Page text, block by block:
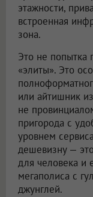
этажности,
встроенная
зона.
Это не попытка
«элиты». Это
или айтишник
не
пригорода с
уровнем
дешевизну —
для человека и
мегаполиса с
джунглей.